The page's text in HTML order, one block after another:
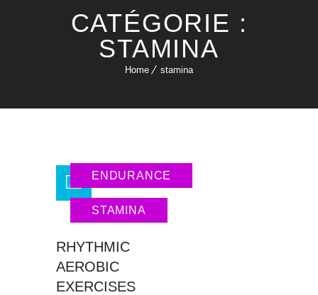
CATÉGORIE :
STAMINA
Home stamina
ENDURANCE
STAMINA
RHYTHMIC
AEROBIC
EXERCISES